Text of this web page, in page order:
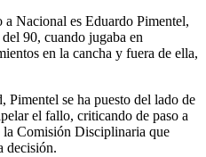
Nacional es Eduardo Pimentel,
90, cuando jugaba en
en la cancha y fuera de ella,
Pimentel se ha puesto del lado de
el fallo, criticando de paso a
Comisión Disciplinaria que
decisión.